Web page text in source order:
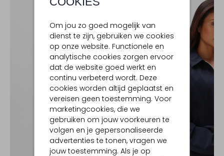
Om jou zo goed mogelijk van
dienst te zijn, gebruiken we cookies
op onze website. Functionele en
analytische cookies zorgen ervoor
dat de website goed werkt en
continu verbeterd wordt. Deze
cookies worden altijd geplaatst en
vereisen geen toestemming. Voor
marketingcookies, die we
gebruiken om jouw voorkeuren te
volgen en je gepersonaliseerde
advertenties te tonen, vragen we
jouw toestemming. Als je op